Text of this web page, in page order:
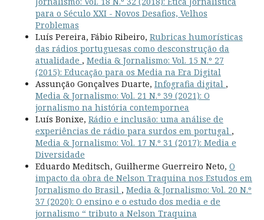
para o Século XXI - Novos Desafios, Velhos
Problemas
Luís Pereira, Fábio Ribeiro, Rubricas humorísticas
das rádios portuguesas como desconstrução da
atualidade , Media & Jornalismo: Vol. 15 N.º 27
(2015): Educação para os Media na Era Digital
Assunção Gonçalves Duarte, Infografia digital ,
Media & Jornalismo: Vol. 21 N.º 39 (2021): O
jornalismo na história contempornea
Luís Bonixe, Rádio e inclusão: uma análise de
experiências de rádio para surdos em portugal ,
Media & Jornalismo: Vol. 17 N.º 31 (2017): Media e
Diversidade
Eduardo Meditsch, Guilherme Guerreiro Neto, O
impacto da obra de Nelson Traquina nos Estudos em
Jornalismo do Brasil , Media & Jornalismo: Vol. 20 N.º
37 (2020): O ensino e o estudo dos media e de
jornalismo “ tributo a Nelson Traquina